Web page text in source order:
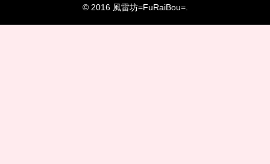
© 2016 風雷坊=FuRaiBou=.